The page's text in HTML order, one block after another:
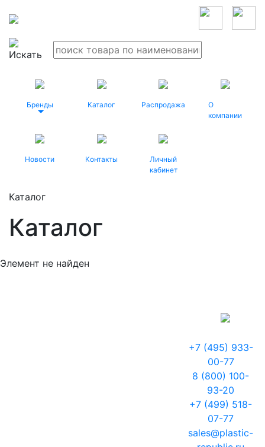
Бренды Каталог Распродажа
О
компании
Новости Контакты
Личный
кабинет
Каталог
Каталог
Элемент не найден
+7 (495) 933-
00-77
8 (800) 100-
93-20
+7 (499) 518-
07-77
sales@plastic-